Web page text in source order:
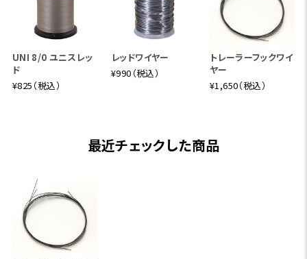
UNI 8/0 ユニスレッ
ド
¥825（税込）
レッドワイヤー
¥990（税込）
トレーラーフックワイ
ヤー
¥1,650（税込）
最近チェックした商品